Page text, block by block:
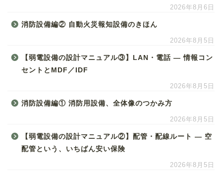
2026年8月6日
消防設備編② 自動火災報知設備のきほん
2026年8月5日
【弱電設備の設計マニュアル③】LAN・電話 ― 情報コン
セントとMDF／IDF
2026年8月5日
消防設備編① 消防用設備、全体像のつかみ方
2026年8月5日
【弱電設備の設計マニュアル②】配管・配線ルート ― 空
配管という、いちばん安い保険
2026年8月5日